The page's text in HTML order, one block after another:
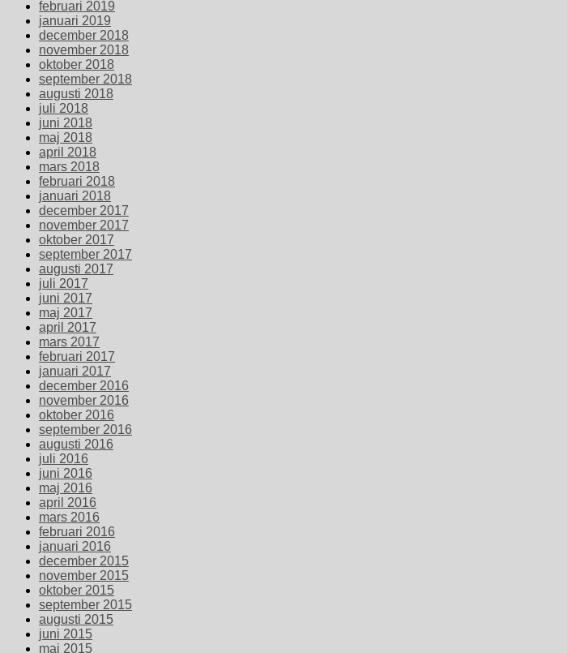
februari 2019
januari 2019
december 2018
november 2018
oktober 2018
september 2018
augusti 2018
juli 2018
juni 2018
maj 2018
april 2018
mars 2018
februari 2018
januari 2018
december 2017
november 2017
oktober 2017
september 2017
augusti 2017
juli 2017
juni 2017
maj 2017
april 2017
mars 2017
februari 2017
januari 2017
december 2016
november 2016
oktober 2016
september 2016
augusti 2016
juli 2016
juni 2016
maj 2016
april 2016
mars 2016
februari 2016
januari 2016
december 2015
november 2015
oktober 2015
september 2015
augusti 2015
juni 2015
maj 2015